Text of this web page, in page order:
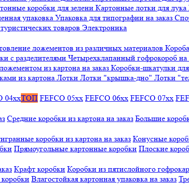
коробки для зелени Картонные лотки для лука
упаковка Упаковка для типографии на заказ
товаров Электроника
ложементов из различных материалов
с разделителями Четырехклапанный гофрокороб на
из картона на заказ Коробки-шкатулки
из картона Лотки Лотки "крышка-дно" Лотки
04xxТОП FEFCO 05xx FEFCO 06xx FEFCO 07xx
Средние коробки из картона на заказ Большие
коробки из картона на заказ Конусные
Прямоугольные картонные коробки Плоские
Крафт коробки Коробки из пятислойного
Влагостойкая картонная упаковка на заказ